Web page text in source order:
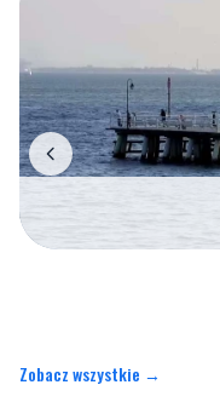
Zobacz wszystkie →